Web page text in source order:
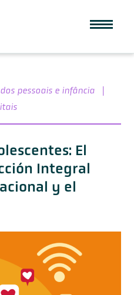
pessoais e infância
|
El
Integral
y el